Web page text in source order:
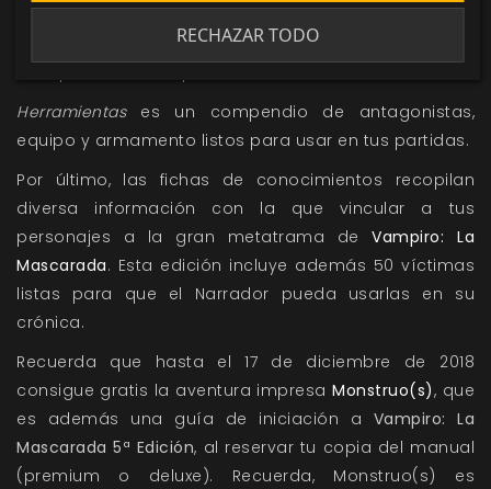
dedicada a la temible Segunda Inquisición y cómo
Herramientas es un compendio de antagonistas,
equipo y armamento listos para usar en tus partidas.
Por último, las fichas de conocimientos recopilan
diversa información con la que vincular a tus
personajes a la gran metatrama de Vampiro: La
Mascarada. Esta edición incluye además 50 víctimas
listas para que el Narrador pueda usarlas en su
crónica.
Recuerda que hasta el 17 de diciembre de 2018
consigue gratis la aventura impresaMonstruo(s), que
es además una guía de iniciación a Vampiro: La
Mascarada 5ª Edición, al reservar tu copia del manual
(premium o deluxe). Recuerda, Monstruo(s) es
RECHAZAR TODO